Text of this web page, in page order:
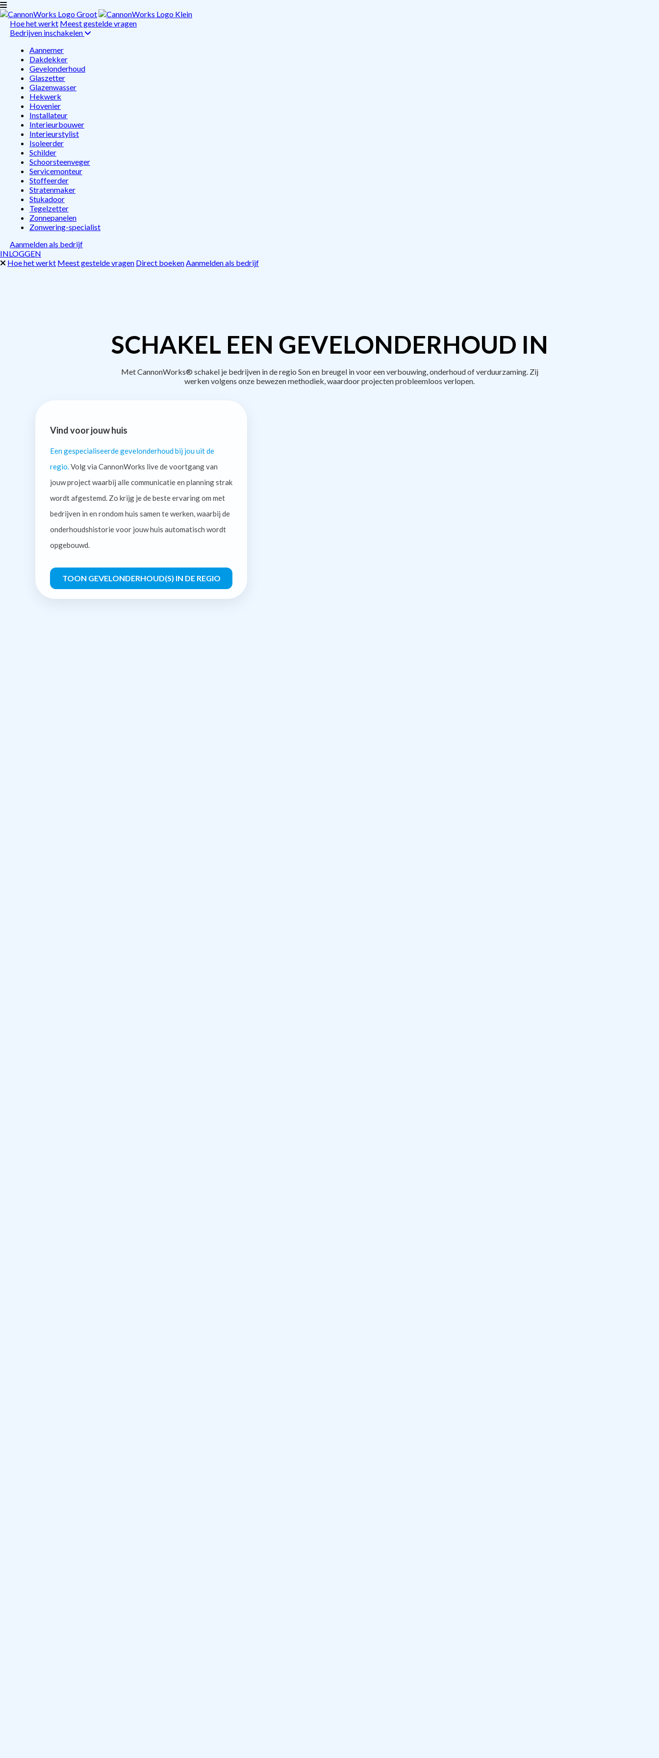
Hoe het werkt Meest gestelde vragen
Bedrijven inschakelen
Aannemer
Dakdekker
Gevelonderhoud
Glaszetter
Glazenwasser
Hekwerk
Hovenier
Installateur
Interieurbouwer
Interieurstylist
Isoleerder
Schilder
Schoorsteenveger
Servicemonteur
Stoffeerder
Stratenmaker
Stukadoor
Tegelzetter
Zonnepanelen
Zonwering-specialist
Aanmelden als bedrijf
INLOGGEN
Hoe het werkt Meest gestelde vragen Direct boekenAanmelden als bedrijf
SCHAKEL EEN GEVELONDERHOUD IN
Met CannonWorks® schakel je bedrijven in de regio Son en breugel in voor een verbouwing, onderhoud of verduurzaming. Zij
werken volgens onze bewezen methodiek, waardoor projecten probleemloos verlopen.
Vind voor jouw huis
Een gespecialiseerde gevelonderhoud bij jou uit de
regio. Volg via CannonWorks live de voortgang van
jouw project waarbij alle communicatie en planning strak
wordt afgestemd. Zo krijg je de beste ervaring om met
bedrijven in en rondom huis samen te werken, waarbij de
onderhoudshistorie voor jouw huis automatisch wordt
opgebouwd.
TOON GEVELONDERHOUD(S) IN DE REGIO